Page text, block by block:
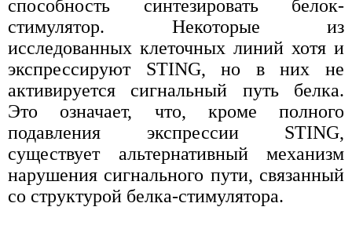
способность синтезировать белок-
стимулятор. Некоторые из
исследованных клеточных линий хотя и
экспрессируют STING, но в них не
активируется сигнальный путь белка.
Это означает, что, кроме полного
подавления экспрессии STING,
существует альтернативный механизм
нарушения сигнального пути, связанный
со структурой белка-стимулятора.